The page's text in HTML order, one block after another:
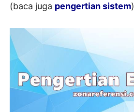
(baca juga pengertian sistem)